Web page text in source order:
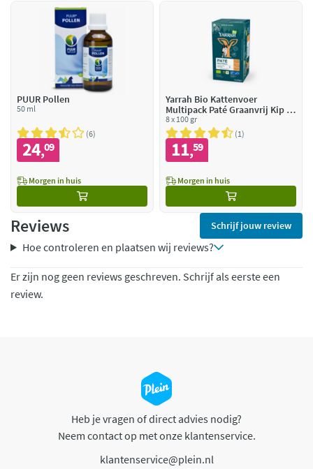
PUUR Pollen
50 ml
6
24,09
Morgen in huis
Yarrah Bio Kattenvoer
Multipack Paté Graanvrij Kip &
Rund
8 x 100 gr
1
11,59
Morgen in huis
Reviews Schrijf jouw review
Hoe controleren en plaatsen wij reviews?
Er zijn nog geen reviews geschreven. Schrijf als eerste een
review.
Heb je vragen of direct advies nodig?
Neem contact op met onze klantenservice.
klantenservice@plein.nl